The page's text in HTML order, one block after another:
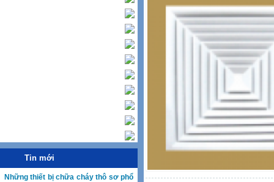
Tin mới
Những thiết bị chữa cháy thô sơ phổ